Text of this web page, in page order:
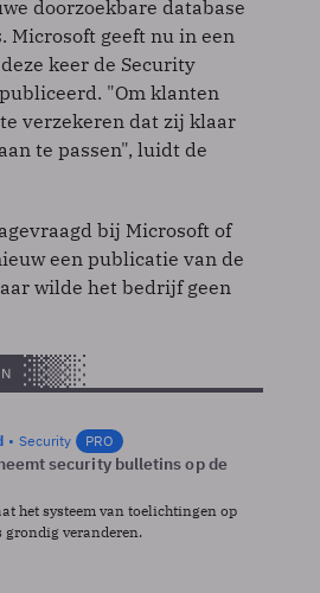
doorzoekbare database
Microsoft geeft nu in een
keer de Security
"Om klanten
verzekeren dat zij klaar
te passen", luidt de
bij Microsoft of
een publicatie van de
wilde het bedrijf geen
Security PRO
security bulletins op de
het systeem van toelichtingen op
grondig veranderen.